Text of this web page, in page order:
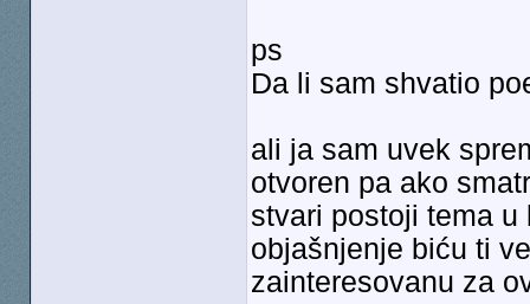
ps
Da li sam shvatio
ali ja sam uvek
otvoren pa ako
stvari postoji tema
objašnjenje biću ti
zainteresovanu za